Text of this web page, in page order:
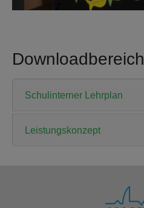
Downloadbereich
Schulinterner Lehrplan
Leistungskonzept